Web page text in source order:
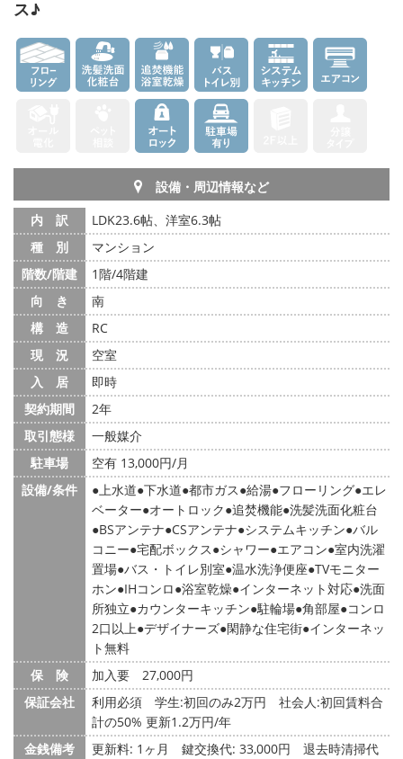
ス♪
設備・周辺情報など
内 訳
LDK23.6帖、洋室6.3帖
種 別
マンション
階数/階建
1階/4階建
向 き
南
構 造
RC
現 況
空室
入 居
即時
契約期間
2年
取引態様
一般媒介
駐車場
空有 13,000円/月
設備/条件
上水道 下水道 都市ガス 給湯 フローリング エレ
ベーター オートロック 追焚機能 洗髪洗面化粧台
BSアンテナ CSアンテナ システムキッチン バル
コニー 宅配ボックス シャワー エアコン 室内洗濯
置場 バス・トイレ別室 温水洗浄便座 TVモニター
ホン IHコンロ 浴室乾燥 インターネット対応 洗面
所独立 カウンターキッチン 駐輪場 角部屋 コンロ
2口以上 デザイナーズ 閑静な住宅街 インターネッ
ト無料
保 険
加入要 27,000円
保証会社
利用必須 学生:初回のみ2万円 社会人:初回賃料合
計の50% 更新1.2万円/年
金銭備考
更新料: 1ヶ月 鍵交換代: 33,000円
退去時清掃代